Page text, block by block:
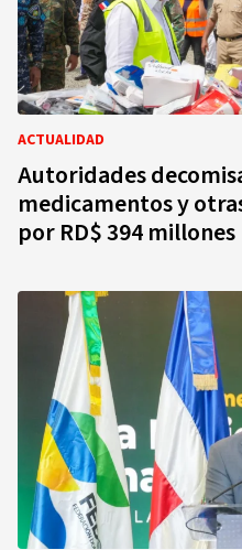
ACTUALIDAD
Autoridades
medicamentos y
por RD$ 394 millones